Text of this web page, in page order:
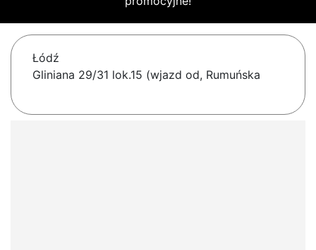
Łódź
Gliniana 29/31 lok.15 (wjazd od, Rumuńska